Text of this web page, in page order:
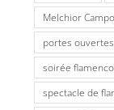
Melchior
portes ouvertes
soirée flamenco
spectacle de